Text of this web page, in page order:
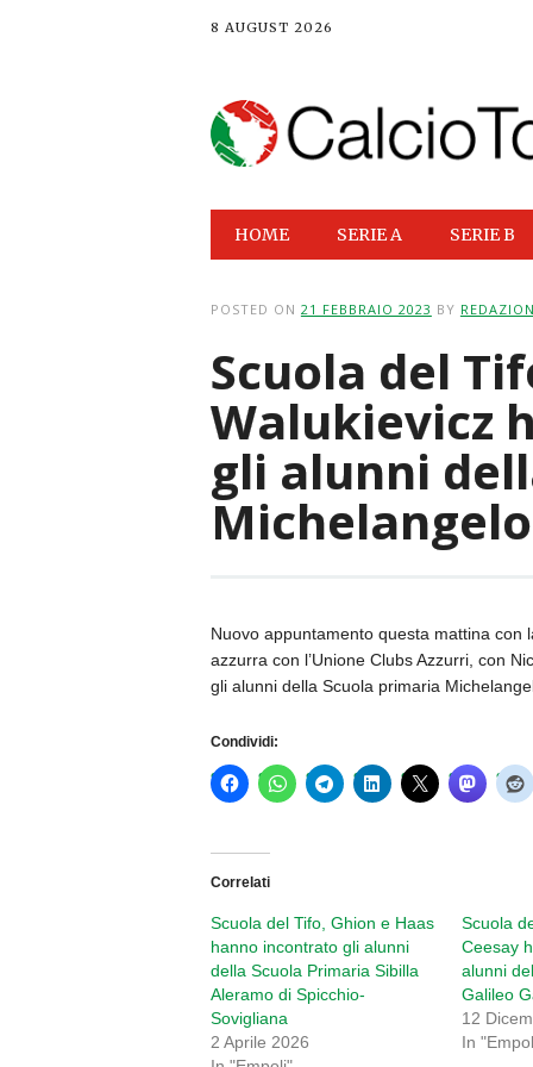
8 AUGUST 2026
Main menu
HOME SERIE A SERIE B
POSTED ON 21 FEBBRAIO 2023 BY
Scuola del
Walukievicz
gli alunni
Nuovo appuntamento questa mattina con
azzurra con l’Unione Clubs Azzurri, con
gli alunni della Scuola primaria
Condividi:
Correlati
Scuola del Tifo, Ghion e Haas
hanno incontrato gli alunni
della Scuola Primaria Sibilla
Aleramo di Spicchio-
Sovigliana
2 Aprile 2026
Scuola
Ceesay
alunni
Galileo
12
In